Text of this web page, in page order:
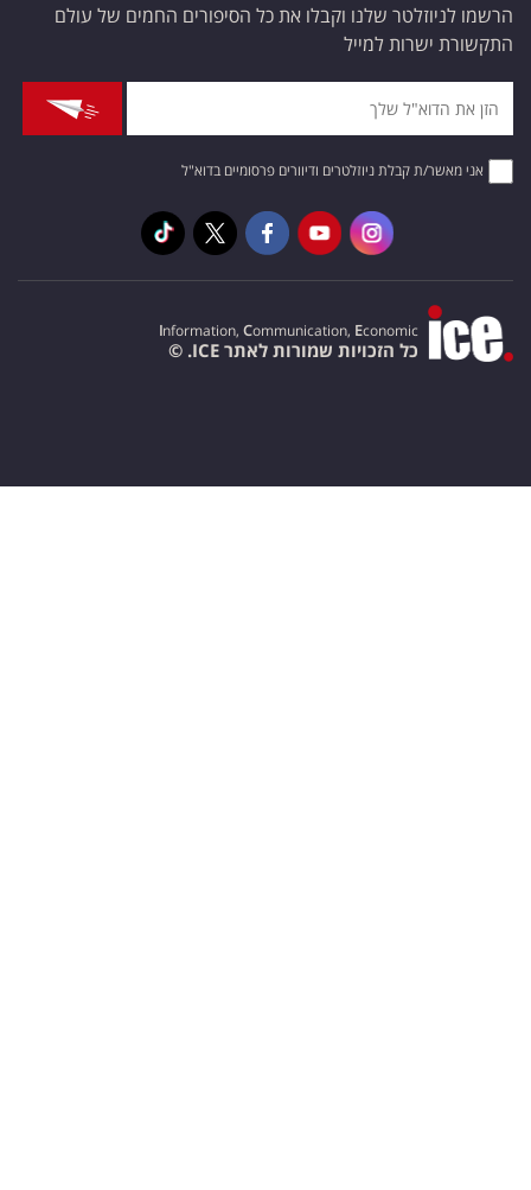
הרשמו לניוזלטר שלנו וקבלו את כל הסיפורים החמים של עולם
התקשורת ישרות למייל
אני מאשר/ת קבלת ניוזלטרים ודיוורים פרסומיים בדוא"ל
Information, Communication, Economic
כל הזכויות שמורות לאתר ICE. ©